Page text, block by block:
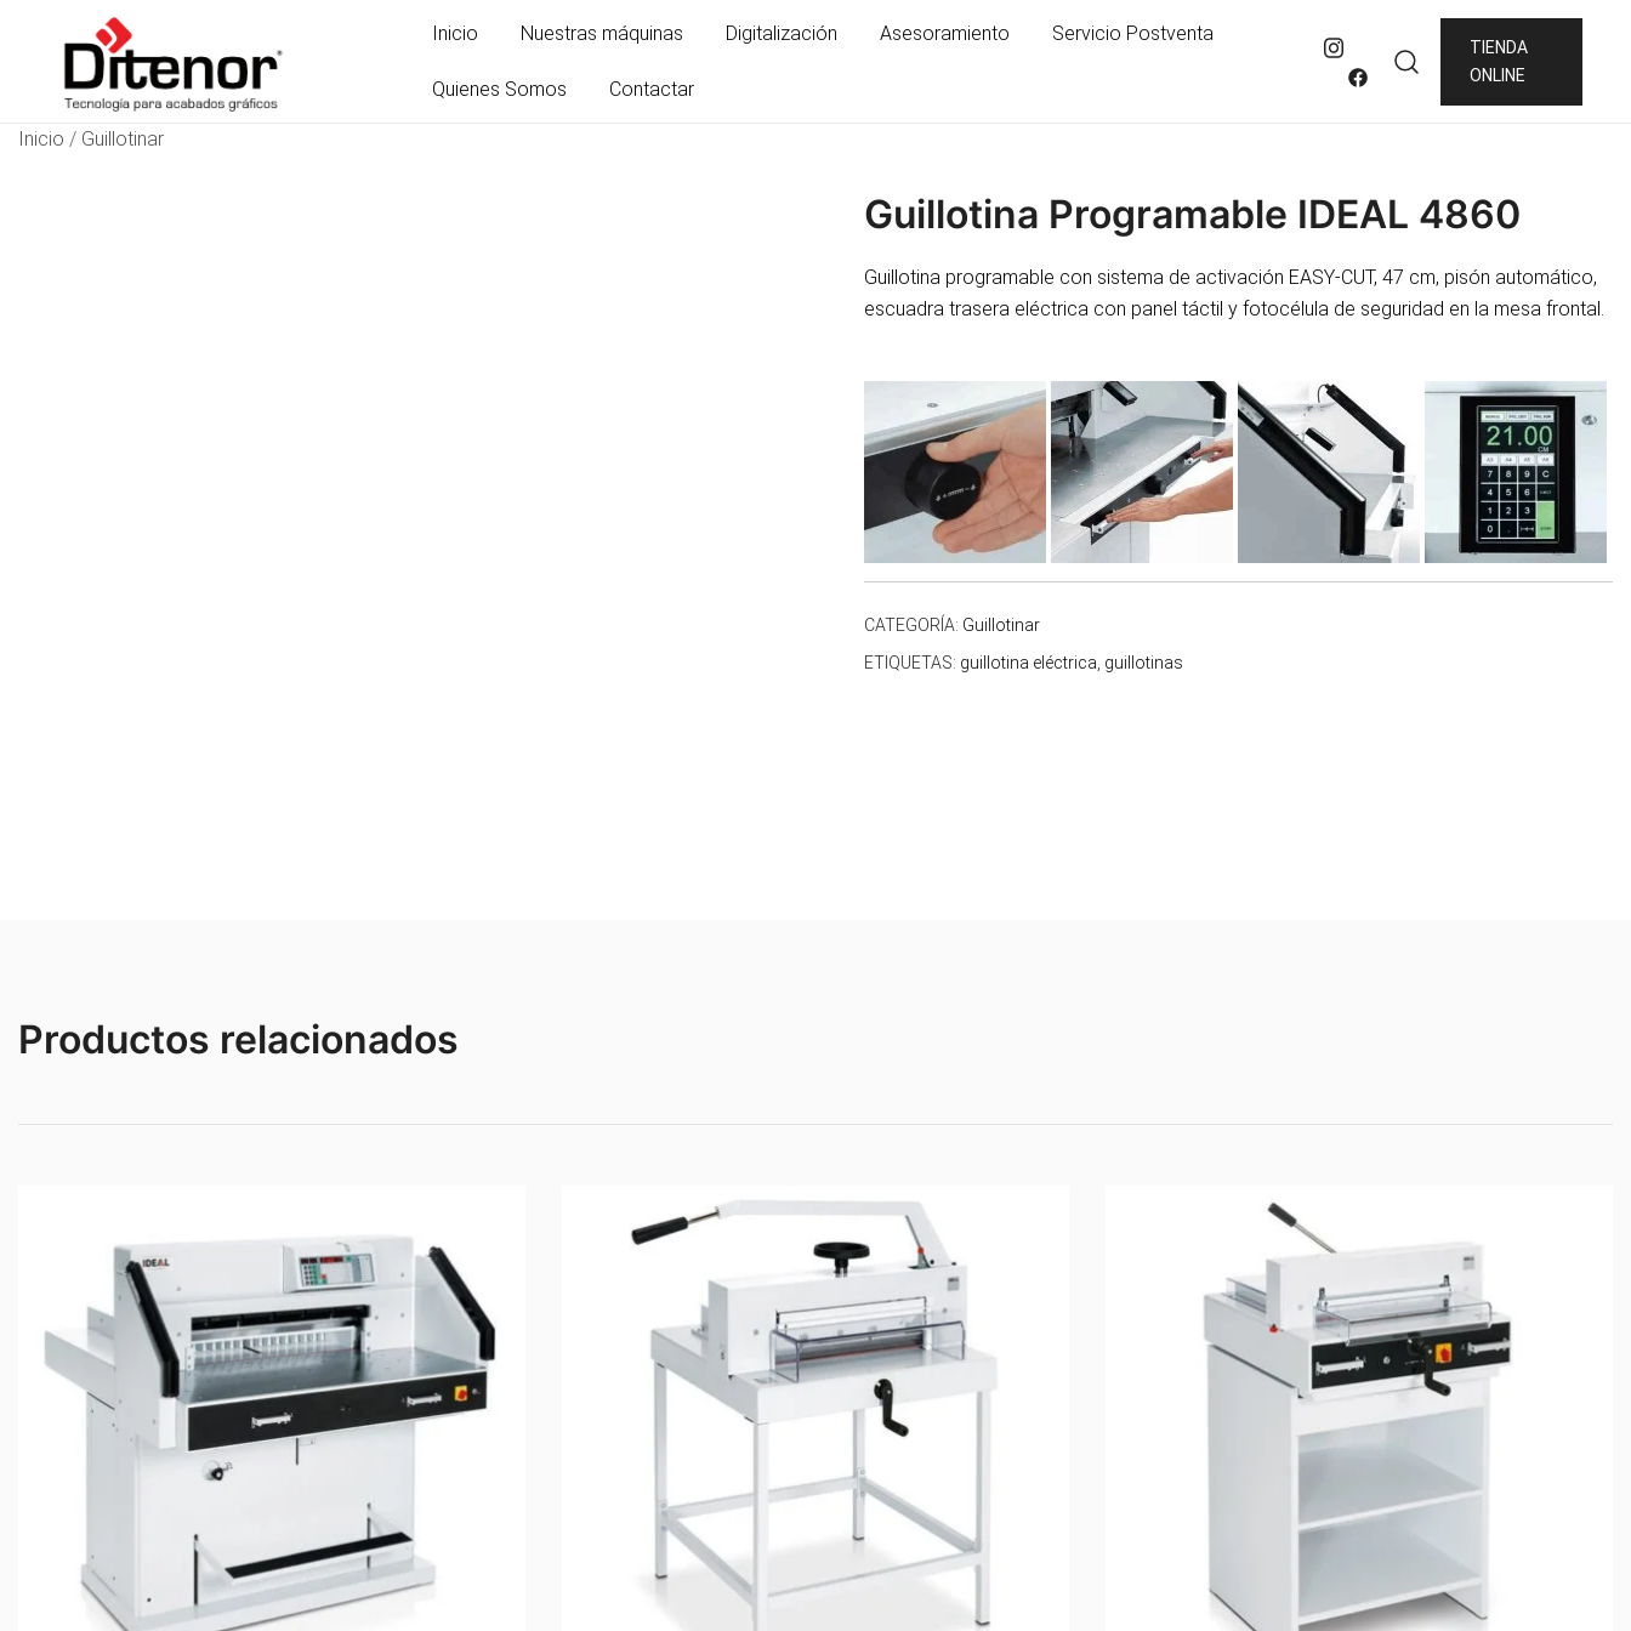
Ditenor
Tecnología para acabados gráficos
Inicio Nuestras máquinas Digitalización Asesoramiento Servicio Postventa
Quienes Somos Contactar
TIENDA
ONLINE
Inicio / Guillotinar
Guillotina Programable IDEAL 4860
Guillotina programable con sistema de activación EASY-CUT, 47 cm, pisón automático,
escuadra trasera eléctrica con panel táctil y fotocélula de seguridad en la mesa frontal.
CATEGORÍA: Guillotinar
ETIQUETAS: guillotina eléctrica guillotinas
Productos relacionados